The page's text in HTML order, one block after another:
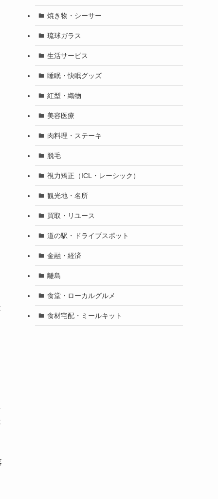
焼き物・シーサー
琉球ガラス
生活サービス
睡眠・快眠グッズ
紅型・織物
美容医療
肉料理・ステーキ
脱毛
視力矯正（ICL・レーシック）
観光地・名所
買取・リユース
道の駅・ドライブスポット
金融・経済
離島
食堂・ローカルグルメ
食材宅配・ミールキット